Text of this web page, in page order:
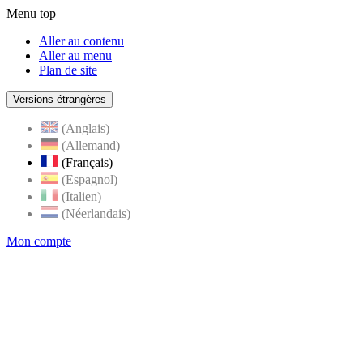
Menu top
Aller au contenu
Aller au menu
Plan de site
Versions étrangères
(Anglais)
(Allemand)
(Français)
(Espagnol)
(Italien)
(Néerlandais)
Mon compte